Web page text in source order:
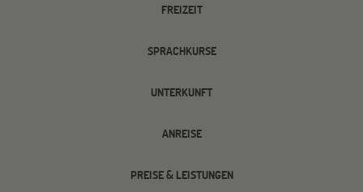
FREIZEIT
SPRACHKURSE
UNTERKUNFT
ANREISE
PREISE & LEISTUNGEN